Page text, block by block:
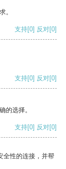
。
支持[0] 反对[0]
支持[0] 反对[0]
的选择。
支持[0] 反对[0]
全性的连接，并帮